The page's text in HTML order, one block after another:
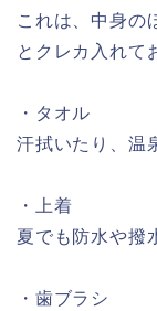
これは、中身の
とクレカ入れて
・タオル
汗拭いたり、温
・上着
夏でも防水や撥
・歯ブラシ